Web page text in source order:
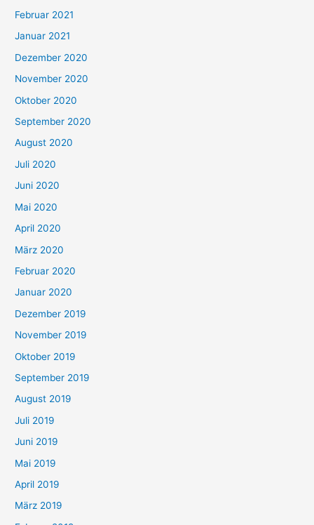
Februar 2021
Januar 2021
Dezember 2020
November 2020
Oktober 2020
September 2020
August 2020
Juli 2020
Juni 2020
Mai 2020
April 2020
März 2020
Februar 2020
Januar 2020
Dezember 2019
November 2019
Oktober 2019
September 2019
August 2019
Juli 2019
Juni 2019
Mai 2019
April 2019
März 2019